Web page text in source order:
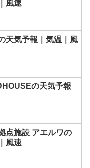
風速
天気予報｜気温｜風
の天気予報
点施設 アエルワの
風速